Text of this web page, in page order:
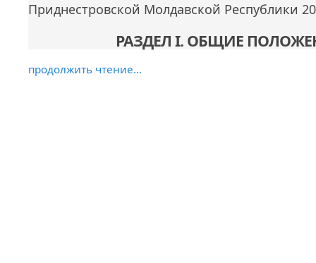
Приднестровской Молдавской Республики
РАЗДЕЛ I. ОБЩИЕ
продолжить чтение...